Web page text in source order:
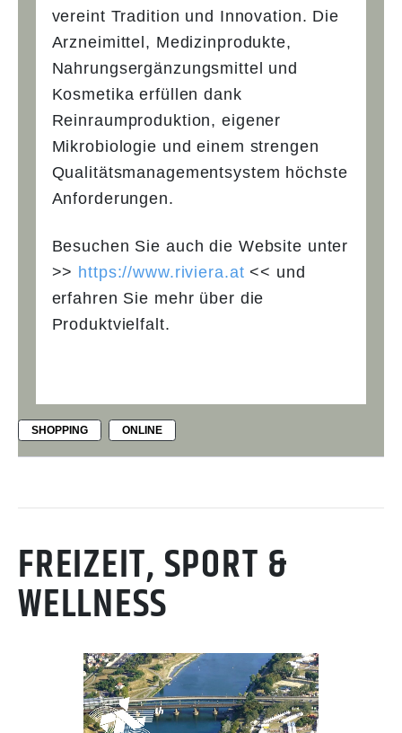
vereint Tradition und Innovation. Die
Arzneimittel, Medizinprodukte,
Nahrungsergänzungsmittel und
Kosmetika erfüllen dank
Reinraumproduktion, eigener
Mikrobiologie und einem strengen
Qualitätsmanagementsystem höchste
Anforderungen.
Besuchen Sie auch die Website unter
>> https://www.riviera.at << und
erfahren Sie mehr über die
Produktvielfalt.
SHOPPING ONLINE
FREIZEIT, SPORT &
WELLNESS